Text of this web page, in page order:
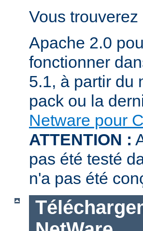
Vous
Apache 2.0
fonctionner
5.1, à partir du
pack ou la
Netware pour
ATTENTION :
pas été testé
n'a pas été